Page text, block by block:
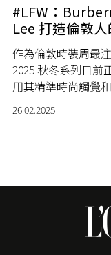
#LFW：
Lee 打造倫敦
作為倫敦時裝周最
2025 秋冬系列日前
用其精準時尚觸覺
26.02.2025